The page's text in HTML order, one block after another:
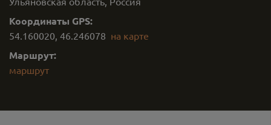
Координаты GPS:
54.160020, 46.246078 на карте
Маршрут:
маршрут